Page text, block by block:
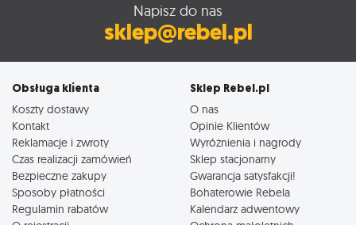
Napisz do nas
sklep@rebel.pl
Obsługa klienta
Koszty dostawy
Kontakt
Reklamacje i zwroty
Czas realizacji zamówień
Bezpieczne zakupy
Sposoby płatności
Regulamin rabatów
Sklep Rebel.pl
O nas
Opinie Klientów
Wyróżnienia i nagrody
Sklep stacjonarny
Gwarancja satysfakcji!
Bohaterowie Rebela
Kalendarz adwentowy